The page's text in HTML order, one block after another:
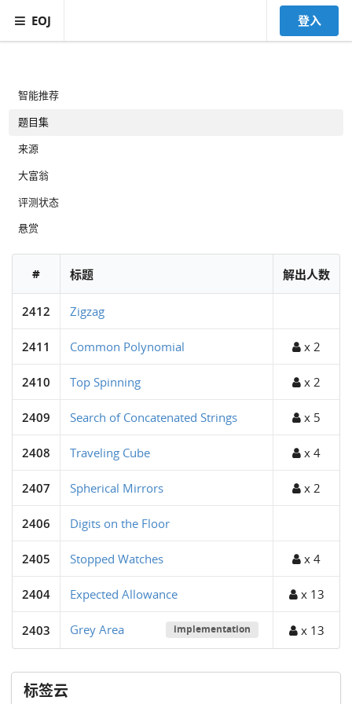
EOJ 登入
智能推荐
题目集
来源
大富翁
评测状态
悬赏
# 标题 解出人数
2412 Zigzag
2411 Common Polynomial x 2
2410 Top Spinning x 2
2409 Search of Concatenated Strings x 5
2408 Traveling Cube x 4
2407 Spherical Mirrors x 2
2406 Digits on the Floor
2405 Stopped Watches x 4
2404 Expected Allowance x 13
2403 implementation
Grey Area x 13
标签云